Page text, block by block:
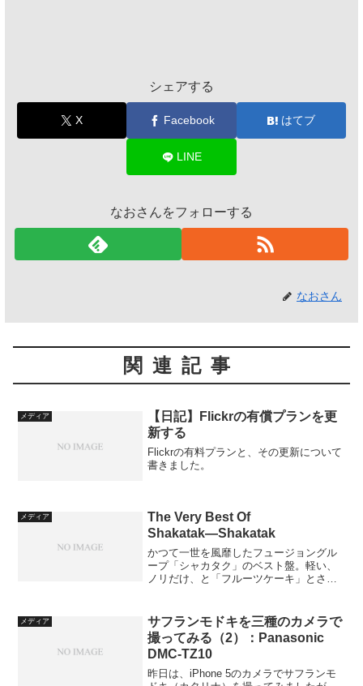
シェアする
X Facebook はてブ
LINE
なおさんをフォローする
なおさん
関連記事
メディア
【日記】Flickrの有償プランを更
新する
Flickrの有料プランと、その更新について
書きました。
メディア
The Very Best Of
Shakatak―Shakatak
かつて一世を風靡したフュージョングル
ープ「シャカタク」のベスト盤。軽い、
ノリだけ、と「フルーツケーキ」とさん
いえば、「Night Birds」。これだけは聴
いたことあ...
メディア
サフランモドキを三種のカメラで
撮ってみる（2）：Panasonic
DMC-TZ10
昨日は、iPhone 5のカメラでサフランモ